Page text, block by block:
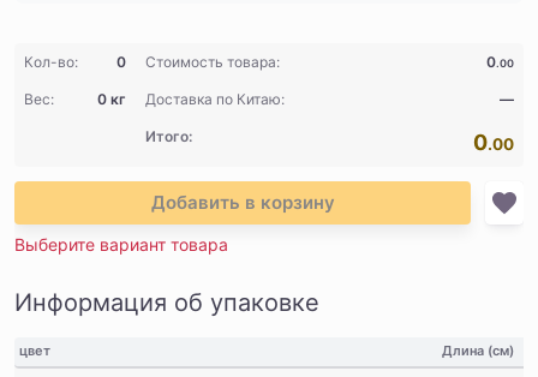
Кол-во: 0 Стоимость товара: 0.00
Вес: 0 кг Доставка по Китаю: —
Итого: 0.00
Добавить в корзину
Выберите вариант товара
Информация об упаковке
цвет Длина (см)